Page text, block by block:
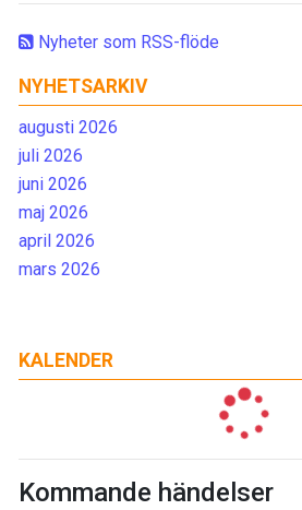
Nyheter som RSS-flöde
NYHETSARKIV
augusti 2026
juli 2026
juni 2026
maj 2026
april 2026
mars 2026
KALENDER
Kommande händelser